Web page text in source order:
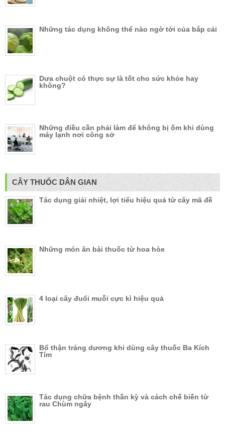
Những tác dụng không thể nào ngờ tới của bắp cải
Dưa chuột có thực sự là tốt cho sức khỏe hay
không?
Những điều cần phải làm để không bị ốm khi dùng
máy lạnh nơi công sở
CÂY THUỐC DÂN GIAN
Tác dụng giải nhiệt, lợi tiểu hiệu quả từ cây mã đề
Những món ăn bài thuốc từ hoa hòe
4 loại cây đuổi muỗi cực kì hiệu quả
Bổ thận tráng dương khi dùng cây thuốc Ba Kích
Tím
Tác dụng chữa bệnh thần kỳ và cách chế biến từ
rau Chùm ngây